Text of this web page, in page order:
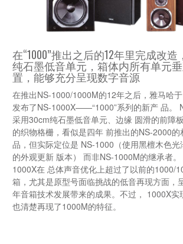
在“1000”推出之后的12年里完成改造
纯石墨低音单元，箱体内所有单元
置，能够充分呈现数字音源
在推出NS-1000/1000M的12年之后，雅马哈
发布了NS-1000X——“1000”系列的新产 品。
采用30cm纯石墨低音单元、边缘 圆滑的前障
的织物格栅，看似是四年 前推出的NS-2000的
品，但实际定位是 NS-1000（使用黑檀木色光
的外观更新 版本） 而非NS-1000M的继承者。
1000X在 总体声音优化上超过了以前的1000/
箱，尤其是原型号面临挑战的低音再现方面，
年音箱技术发展带来的成果。不过， 1000X实
也清楚再现了1000M的特征。